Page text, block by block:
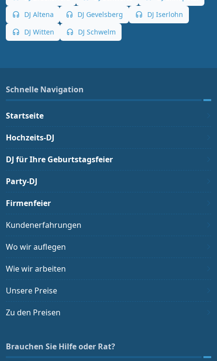
DJ Altena
DJ Gevelsberg
DJ Iserlohn
DJ Witten
DJ Schwelm
Schnelle Navigation
Startseite
Hochzeits-DJ
DJ für Ihre Geburtstagsfeier
Party-DJ
Firmenfeier
Kundenerfahrungen
Wo wir auflegen
Wie wir arbeiten
Unsere Preise
Zu den Preisen
Brauchen Sie Hilfe oder Rat?